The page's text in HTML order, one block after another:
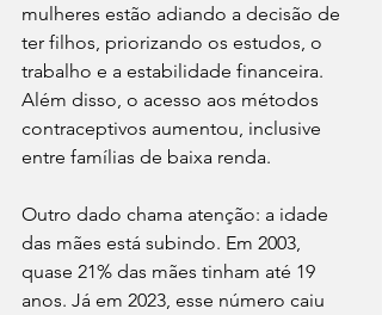
mulheres estão adiando a decisão de
ter filhos, priorizando os estudos, o
trabalho e a estabilidade financeira.
Além disso, o acesso aos métodos
contraceptivos aumentou, inclusive
entre famílias de baixa renda.
Outro dado chama atenção: a idade
das mães está subindo. Em 2003,
quase 21% das mães tinham até 19
anos. Já em 2023, esse número caiu